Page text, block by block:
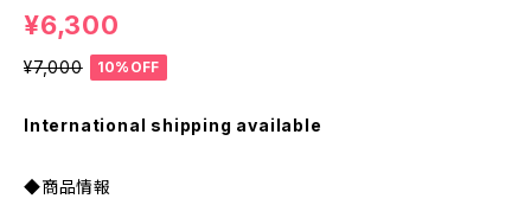
¥6,300
¥7,000 10%OFF
International shipping available
◆商品情報